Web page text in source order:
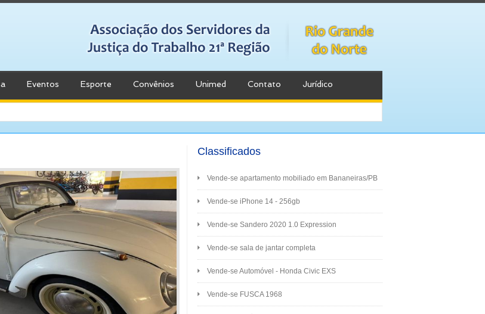
Eventos Esporte Convênios Unimed Contato Jurídico
Classificados
Vende-se apartamento mobiliado em Bananeiras/PB
Vende-se iPhone 14 - 256gb
Vende-se Sandero 2020 1.0 Expression
Vende-se sala de jantar completa
Vende-se Automóvel - Honda Civic EXS
Vende-se FUSCA 1968